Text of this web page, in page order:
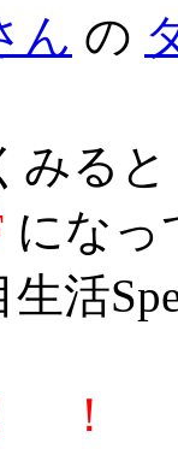
ん の
みると
になっ
生活
！